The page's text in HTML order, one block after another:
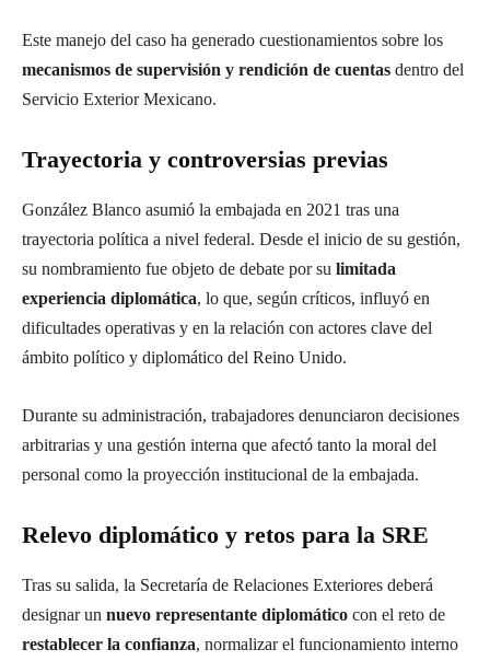
Este manejo del caso ha generado cuestionamientos sobre los
mecanismos de supervisión y rendición de cuentas dentro del
Servicio Exterior Mexicano.
Trayectoria y controversias previas
González Blanco asumió la embajada en 2021 tras una
trayectoria política a nivel federal. Desde el inicio de su gestión,
su nombramiento fue objeto de debate por su limitada
experiencia diplomática, lo que, según críticos, influyó en
dificultades operativas y en la relación con actores clave del
ámbito político y diplomático del Reino Unido.
Durante su administración, trabajadores denunciaron decisiones
arbitrarias y una gestión interna que afectó tanto la moral del
personal como la proyección institucional de la embajada.
Relevo diplomático y retos para la SRE
Tras su salida, la Secretaría de Relaciones Exteriores deberá
designar un nuevo representante diplomático con el reto de
restablecer la confianza, normalizar el funcionamiento interno